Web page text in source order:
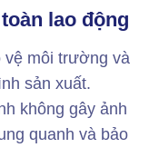
lao động
vệ môi trường và
sản xuất.
không gây ảnh
quanh và bảo